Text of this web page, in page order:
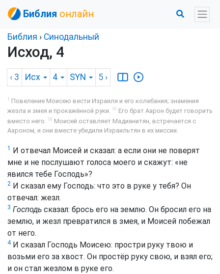
Библия онлайн
Библия › Синодальный
Исход, 4
‹ 3 Исх 4 SYN 5 ›
1 Повеление Моисею вести Израиля и его колебания; знамения
жезла и змея и прокажённой руки. 10 Его брат Аарон будет говорить
вместо него.
18 Моисей оставляет Мадианитян, встречается с
Аароном, и они вместе убедили Израильтян в их миссии.
1
И отвечал Моисей и сказал: а если они не поверят
мне и не послушают голоса моего и скажут: «не
явился тебе Господь»?
2 И сказал ему Господь: что это в руке у тебя? Он
отвечал: жезл.
3 Господь сказал: брось его на землю. Он бросил его на
землю, и жезл превратился в змея, и Моисей побежал
от него.
4И сказал Господь Моисею: простри руку твою и
возьми его за хвост. Он простёр руку свою, и взял его;
и он стал жезлом в руке его.